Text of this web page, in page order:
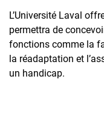
L’Université Laval
permettra de
fonctions comme la
la réadaptation et
un handicap.